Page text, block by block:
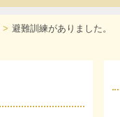
避難訓練がありました。